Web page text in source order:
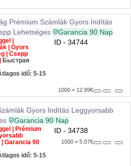
Prémium Számlák Gyors Indítás
Lehetséges Garancia 90 Nap
|
| Gyors
| Csepp
Быстрая
idő: 5-15
ID - 34744
1000 = 12.99€
Gyors Indítás Leggyorsabb
Garancia 90 Nap
| Prémium
Garancia 90
idő: 5-15
ID - 34738
1000 = 5.07€